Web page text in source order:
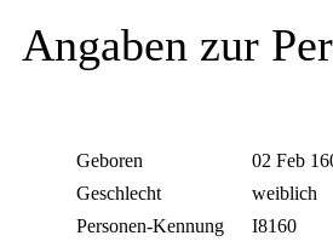
Angaben zur
Geboren
02 Feb
Geschlecht
weiblich
Personen-Kennung
I8160